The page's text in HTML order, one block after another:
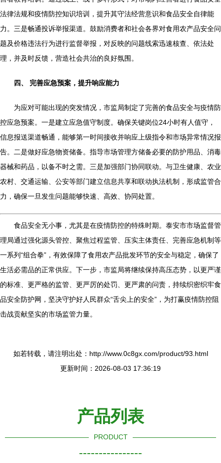
法律法规和疫情防控知识培训，提升其守法经营意识和食品安全自律能
力。三是畅通投诉举报渠道。鼓励消费者和社会各界对食用农产品安全问
题及价格违法行为进行监督举报，对反映的问题线索迅速核查、依法处
理，并及时反馈，营造社会共治的良好氛围。
四、 完善应急预案，提升响应能力
为应对可能出现的突发情况，市监局制定了完善的食品安全与疫情防
控应急预案。一是建立应急值守制度。确保关键岗位24小时有人值守，
信息报送渠道畅通，能够第一时间接收并响应上级指令和市场异常情况报
告。二是做好应急物资储备。指导市场管理方储备必要的防护用品、消毒
器械和药品，以备不时之需。三是加强部门协同联动。与卫生健康、农业
农村、交通运输、公安等部门建立信息共享和联动执法机制，形成监管合
力，确保一旦发生问题能够快速、高效、协同处置。
食品安全无小事，尤其是在疫情防控的特殊时期。泰安市市场监督管
理局通过强化源头管控、聚焦过程监管、压实主体责任、完善应急机制等
一系列“组合拳”，有效保障了食用农产品批发环节的安全与稳定，确保了
生活必需品的正常供应。下一步，市监局将继续保持高压态势，以更严谨
的标准、更严格的监管、更严厉的处罚、更严肃的问责，持续织密织牢食
品安全防护网，坚决守护好人民群众“舌尖上的安全”，为打赢疫情防控阻
击战贡献坚实的市场监管力量。
如若转载，请注明出处：http://www.0c8gx.com/product/93.html
更新时间：2026-08-03 17:36:19
产品列表
PRODUCT
----------------